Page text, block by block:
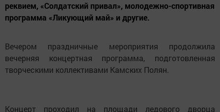
реквием, «Солдатский привал», молодежно-спортивная
программа «Ликующий май» и другие.
Вечером праздничные мероприятия продолжила
вечерняя концертная программа, подготовленная
творческими коллективами Камских Полян.
Концерт проходил на площади ледового дворца